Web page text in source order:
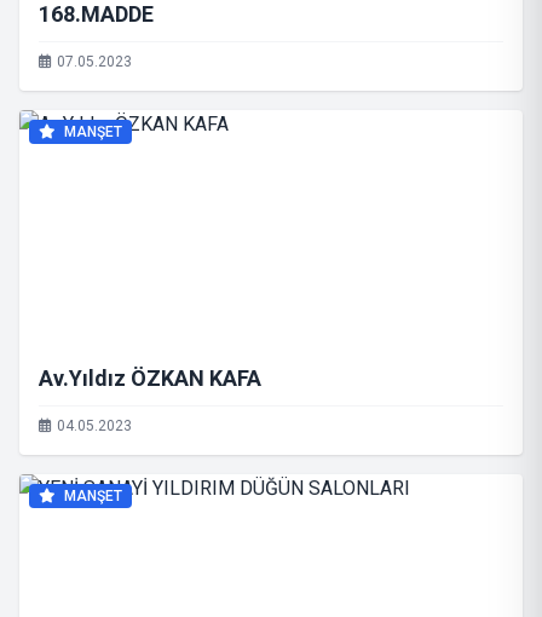
168.MADDE
07.05.2023
MANŞET
Av.Yıldız ÖZKAN KAFA
04.05.2023
MANŞET